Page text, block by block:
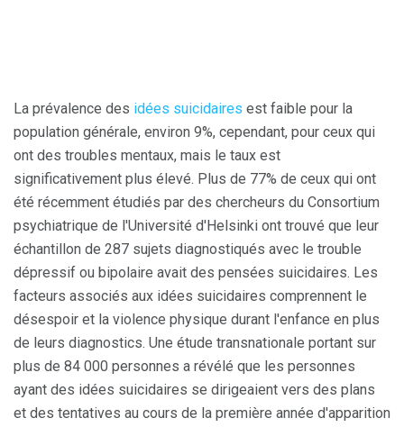
La prévalence des idées suicidaires est faible pour la
population générale, environ 9%, cependant, pour ceux qui
ont des troubles mentaux, mais le taux est
significativement plus élevé. Plus de 77% de ceux qui ont
été récemment étudiés par des chercheurs du Consortium
psychiatrique de l'Université d'Helsinki ont trouvé que leur
échantillon de 287 sujets diagnostiqués avec le trouble
dépressif ou bipolaire avait des pensées suicidaires. Les
facteurs associés aux idées suicidaires comprennent le
désespoir et la violence physique durant l'enfance en plus
de leurs diagnostics. Une étude transnationale portant sur
plus de 84 000 personnes a révélé que les personnes
ayant des idées suicidaires se dirigeaient vers des plans
et des tentatives au cours de la première année d'apparition